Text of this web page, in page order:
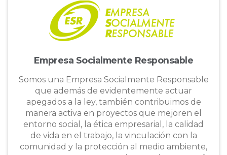
Empresa Socialmente Responsable
Somos una Empresa Socialmente Responsable
que además de evidentemente actuar
apegados a la ley, también contribuimos de
manera activa en proyectos que mejoren el
entorno social, la ética empresarial, la calidad
de vida en el trabajo, la vinculación con la
comunidad y la protección al medio ambiente,